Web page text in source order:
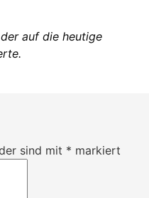
auf die heutige
sind mit * markiert